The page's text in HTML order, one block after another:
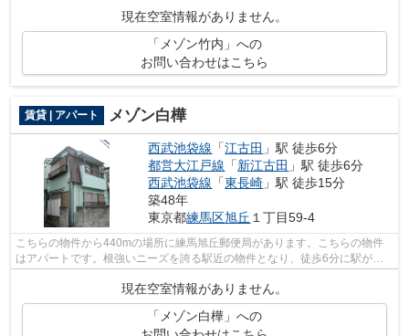
現在空室情報がありません。
「メゾン竹内」への
お問い合わせはこちら
賃貸 | アパート メゾン白樺
西武池袋線 「江古田 」駅 徒歩6分
都営大江戸線 「新江古田 」駅 徒歩6分
西武池袋線 「東長崎 」駅 徒歩15分
築48年
東京都練馬区旭丘 １丁目59-4
こちらの物件から440mの場所に練馬旭丘郵便局があります。こちらの物件
はアパートです。根強いニーズを誇る駅近の物件となり、徒歩6分に駅があ
ります。物件探しをはじめるなら、ランド...
現在空室情報がありません。
「メゾン白樺」への